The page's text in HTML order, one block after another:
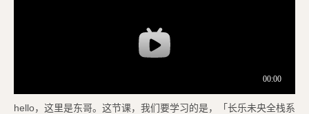
hello，这里是东哥。这节课，我们要学习的是，「长乐未央全栈系